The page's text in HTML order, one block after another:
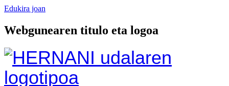
Edukira joan
Webgunearen titulo eta logoa